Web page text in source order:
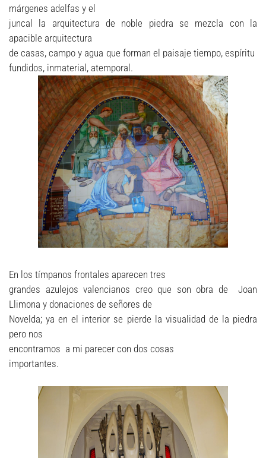
márgenes adelfas y el
juncal la arquitectura de noble piedra se mezcla con la
apacible arquitectura
de casas, campo y agua que forman el paisaje tiempo, espíritu
fundidos, inmaterial, atemporal.
En los tímpanos frontales aparecen tres
grandes azulejos valencianos creo que son obra de Joan
Llimona y donaciones de señores de
Novelda; ya en el interior se pierde la visualidad de la piedra
pero nos
encontramos a mi parecer con dos cosas
importantes.